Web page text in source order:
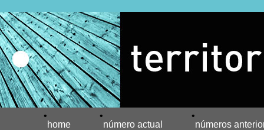
•
home
•
número actual
•
números